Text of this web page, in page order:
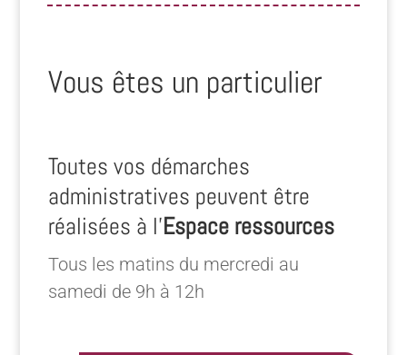
Vous êtes un particulier
Toutes vos démarches
administratives peuvent être
réalisées à l’Espace ressources
Tous les matins du mercredi au
samedi de 9h à 12h